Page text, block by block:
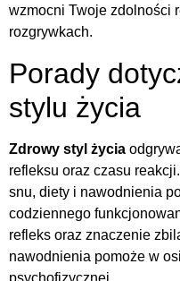
wzmocni Twoje zdolności
rozgrywkach.
Porady
stylu życia
Zdrowy styl życia
refleksu oraz czasu
snu, diety i nawodnienia
codziennego
refleks oraz znaczenie
nawodnienia pomoże w
psychofizycznej.